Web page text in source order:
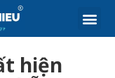
hiện